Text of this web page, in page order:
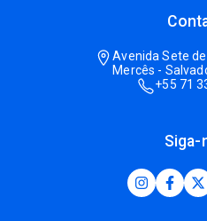
Avenida Sete
Mercês -
+55 71
Siga-